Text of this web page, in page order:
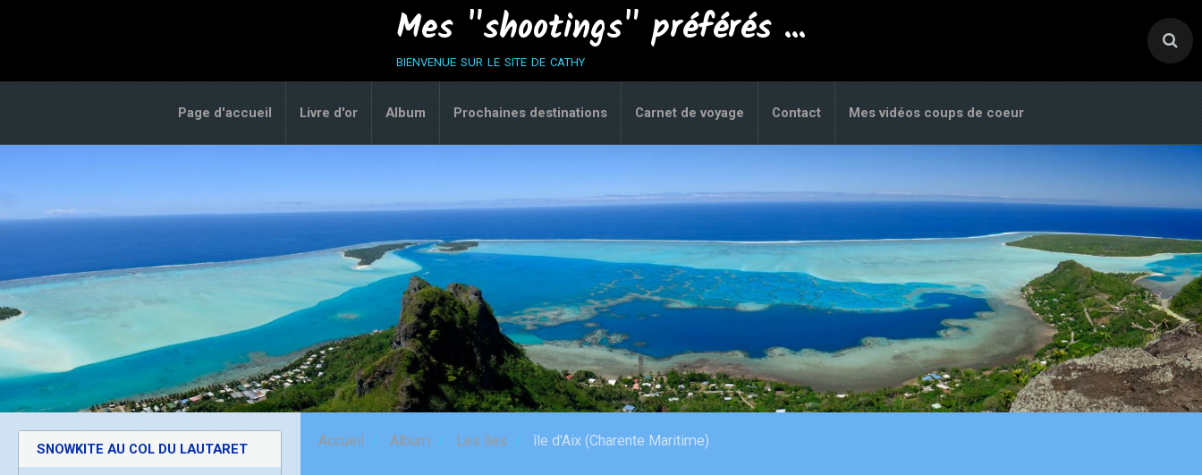
Mes "shootings" préférés ...
bienvenue sur le site de cathy
Page d'accueil Livre d'or Album Prochaines destinations Carnet de voyage Contact Mes vidéos coups de coeur
Accueil Album Les îles île d'Aix (Charente Maritime)
SNOWKITE AU COL DU LAUTARET